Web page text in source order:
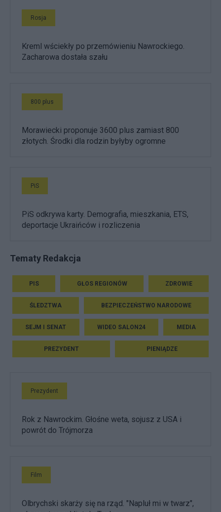
Rosja
Kreml wściekły po przemówieniu Nawrockiego.
Zacharowa dostała szału
800 plus
Morawiecki proponuje 3600 plus zamiast 800
złotych. Środki dla rodzin byłyby ogromne
PiS
PiS odkrywa karty. Demografia, mieszkania, ETS,
deportacje Ukraińców i rozliczenia
Tematy Redakcja
PIS GŁOS REGIONÓW ZDROWIE
ŚLEDZTWA BEZPIECZEŃSTWO NARODOWE
SEJM I SENAT WIDEO SALON24 MEDIA
PREZYDENT PIENIĄDZE
Prezydent
Rok z Nawrockim. Głośne weta, sojusz z USA i
powrót do Trójmorza
Film
Olbrychski skarży się na rząd. "Napluł mi w twarz",